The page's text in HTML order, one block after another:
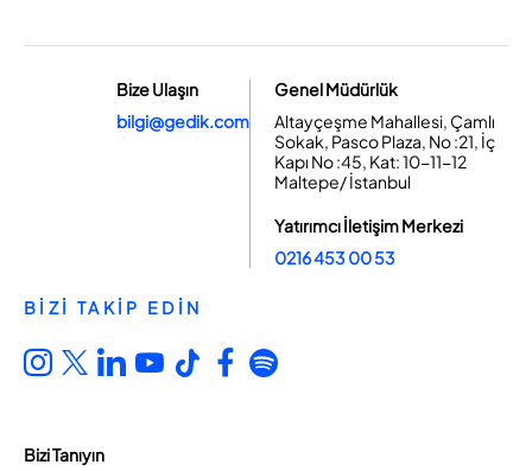
Bize Ulaşın
bilgi@gedik.com
Genel Müdürlük
Altayçeşme Mahallesi, Çamlı
Sokak, Pasco Plaza, No :21, İç
Kapı No :45, Kat: 10-11-12
Maltepe/ İstanbul
Yatırımcı İletişim Merkezi
0216 453 00 53
BİZİ TAKİP EDİN
Bizi Tanıyın